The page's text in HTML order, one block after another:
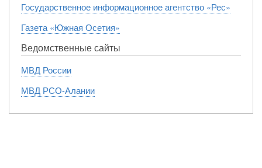
Государственное информационное агентство «Рес»
Газета «Южная Осетия»
Ведомственные сайты
МВД России
МВД РСО-Алании